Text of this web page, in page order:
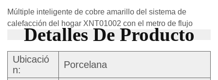
Múltiple inteligente de cobre amarillo del sistema de
calefacción del hogar XNT01002 con el metro de flujo
Detalles De Producto
Ubicació
n:
Porcelana